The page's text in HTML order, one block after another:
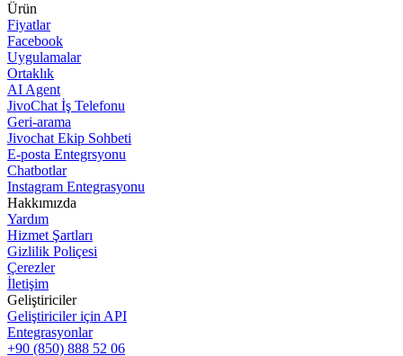
Ürün
Fiyatlar
Facebook
Uygulamalar
Ortaklık
AI Agent
JivoChat İş Telefonu
Geri-arama
Jivochat Ekip Sohbeti
E-posta Entegrsyonu
Chatbotlar
Instagram Entegrasyonu
Hakkımızda
Yardım
Hizmet Şartları
Gizlilik Poliçesi
Çerezler
İletişim
Geliştiriciler
Geliştiriciler için API
Entegrasyonlar
+90 (850) 888 52 06